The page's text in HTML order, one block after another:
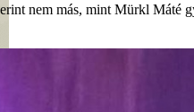
nem más, mint Mürkl Máté